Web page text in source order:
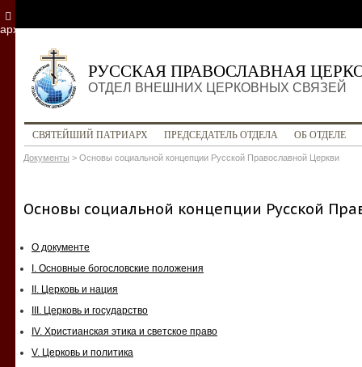
РУССКАЯ ПРАВОСЛАВНАЯ
ОТДЕЛ ВНЕШНИХ ЦЕРКОВНЫХ СВЯЗЕЙ
СВЯТЕЙШИЙ ПАТРИАРХ ПРЕДСЕДАТЕЛЬ ОТДЕЛА ОБ ОТДЕЛЕ
Документы > Основы социальной концепции Русской Православной Церкви
Основы социальной концепции Русской
О документе
I. Основные богословские положения
II. Церковь и нация
III. Церковь и государство
IV. Христианская этика и светское право
V. Церковь и политика
архив